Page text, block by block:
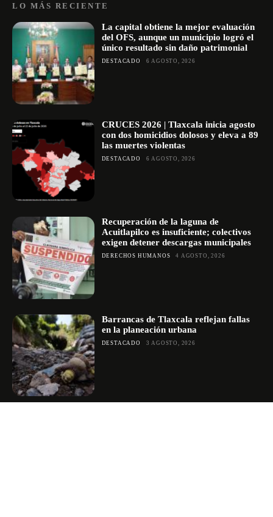
LO MÁS RECIENTE
La capital obtiene la mejor evaluación
del OFS, aunque un municipio logró el
único resultado sin daño patrimonial
DESTACADO 6 AGOSTO, 2026
CRUCES 2026 | Tlaxcala inicia agosto
con dos homicidios dolosos y eleva a 89
las muertes violentas
DESTACADO 6 AGOSTO, 2026
Recuperación de la laguna de
Acuitlapilco es insuficiente; colectivos
exigen detener descargas municipales
DERECHOS HUMANOS 4 AGOSTO, 2026
Barrancas de Tlaxcala reflejan fallas
en la planeación urbana
DESTACADO 3 AGOSTO, 2026